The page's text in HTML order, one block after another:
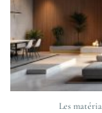
Les